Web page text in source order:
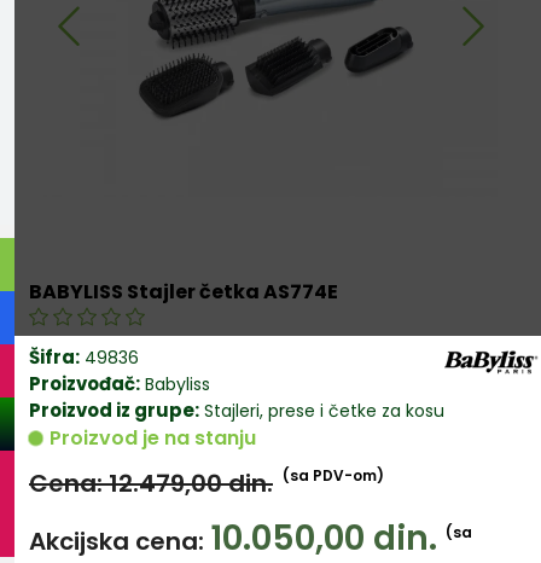
BABYLISS Stajler četka AS774E
Šifra: 49836
Proizvođač: Babyliss
Proizvod iz grupe: Stajleri, prese i četke za kosu
Proizvod je na stanju
Cena: 12.479,00din. (sa PDV-om)
Akcijska cena: 10.050,00 din. (sa